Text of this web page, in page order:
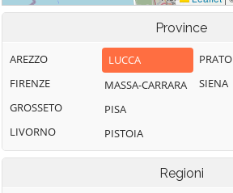
Province
AREZZO
FIRENZE
GROSSETO
LIVORNO
LUCCA
MASSA-CARRARA
PISA
PISTOIA
PRATO
SIENA
Regioni